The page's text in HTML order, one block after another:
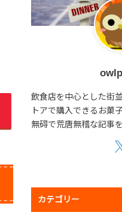
飲食店を中心とした街
トアで購入できるお菓
無碍で荒唐無稽な記事
カテゴリー